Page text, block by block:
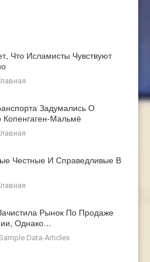
Что Исламисты Чувствуют
Задумались О
Мальмё
Честные И Справедливые В
Рынок По Продаже
Однако…
Data-Articles